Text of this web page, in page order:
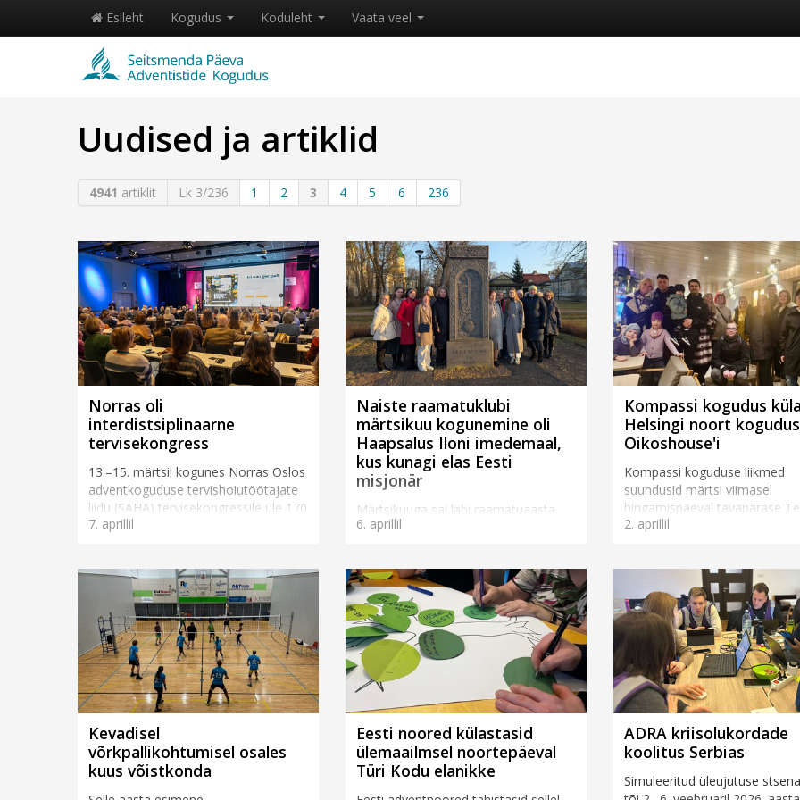
Esileht Kogudus Koduleht Vaata veel
Uudised ja artiklid
4941 artiklit Lk 3/236 1 2 3 4 5 6 236
Norras oli
interdistsiplinaarne
tervisekongress
13.–15. märtsil kogunes Norras Oslos
adventkoguduse tervishoiutöötajate
liidu (SAHA) tervisekongressile üle 170
osaleja. Teemal „Tervis meie ajastul“
7. aprillil
Naiste raamatuklubi
märtsikuu kogunemine oli
Haapsalus Iloni imedemaal,
kus kunagi elas Eesti
misjonär
Märtsikuuga sai läbi raamatuaasta.
Kui ma 2025. aasta 1. jaanuari
kes lõid oma raamatuklubi, võttis
hetkega maad veendumus, et...
6. aprillil
Kompassi kogudus
Helsingi noort
Oikoshouse'i
Kompassi koguduse liikmed
suundusid märtsi viimasel
hingamispäeval tavapärase
Keskuse saali asemel hoopis
2. aprillil
Kevadisel
võrkpallikohtumisel osales
kuus võistkonda
Eesti noored külastasid
ülemaailmsel noortepäeval
Türi Kodu elanikke
ADRA kriisolukordade
koolitus Serbias
Simuleeritud üleujutuse